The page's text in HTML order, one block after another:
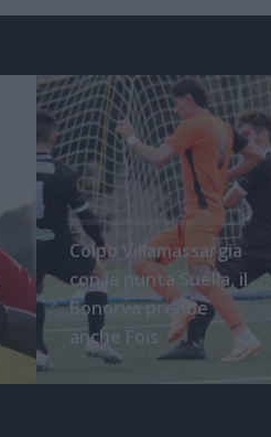
Colpo Villamassargia
con la punta Suella, il
Bonorva prende
anche Fois